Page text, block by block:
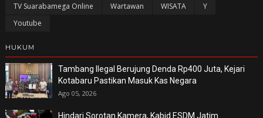
TV Suarabamega Online
Wartawan WISATA
Y
Youtube
HUKUM
Tambang Ilegal Berujung Denda Rp400 Juta, Kejari
Kotabaru Pastikan Masuk Kas Negara
Ago 05, 2026
Hindari Sorotan Kamera, Kabid ESDM Jatim